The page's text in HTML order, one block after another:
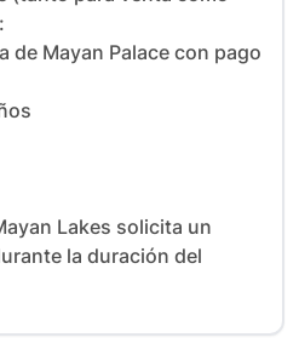
de Mayan Palace con pago
Lakes solicita un
la duración del